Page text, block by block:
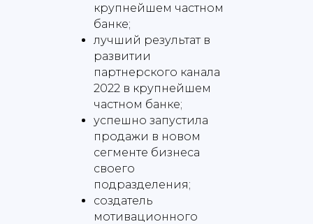
крупнейшем частном
банке;
лучший результат в
развитии
партнерского канала
2022 в крупнейшем
частном банке;
успешно запустила
продажи в новом
сегменте бизнеса
своего
подразделения;
создатель
мотивационного